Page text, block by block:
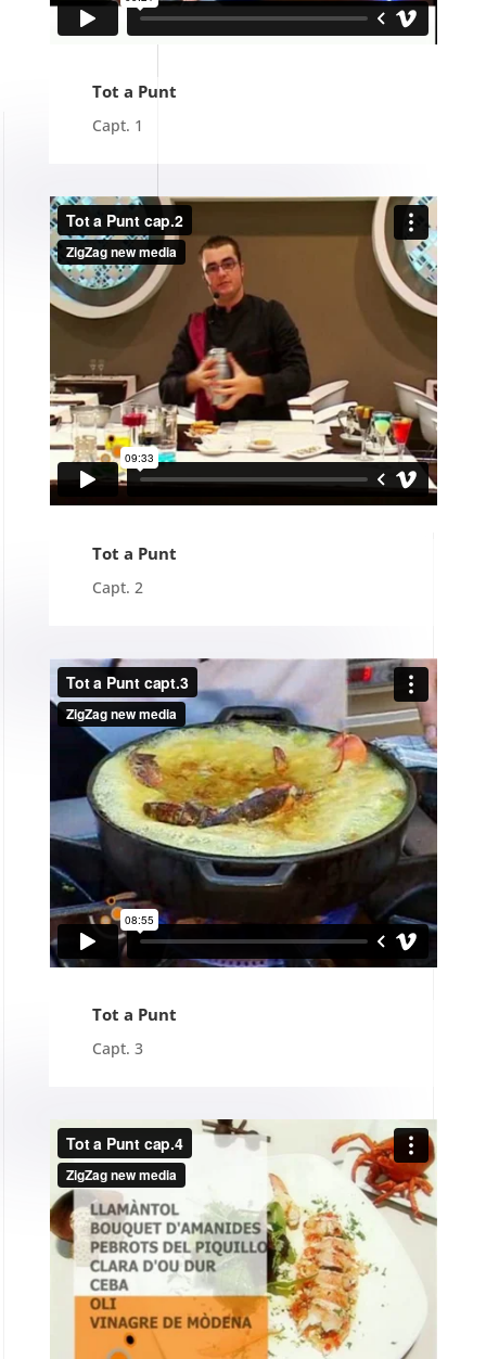
Tot a Punt
Capt. 1
Tot a Punt
Capt. 2
Tot a Punt
Capt. 3